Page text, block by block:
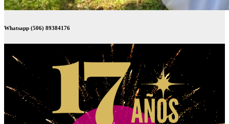
Whatsapp (506) 89384176